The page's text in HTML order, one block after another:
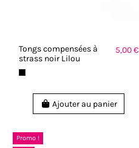
Tongs compensées à
strass noir Lilou
5,00 €
Ajouter au panier
Promo !